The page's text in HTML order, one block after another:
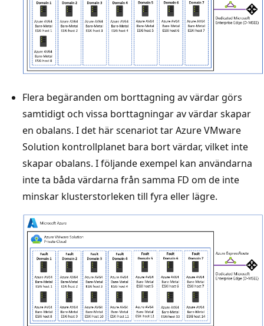
Flera begäranden om borttagning av värdar görs
samtidigt och vissa borttagningar av värdar skapar
en obalans. I det här scenariot tar Azure VMware
Solution kontrollplanet bara bort värdar, vilket inte
skapar obalans. I följande exempel kan användarna
inte ta båda värdarna från samma FD om de inte
minskar klusterstorleken till fyra eller lägre.